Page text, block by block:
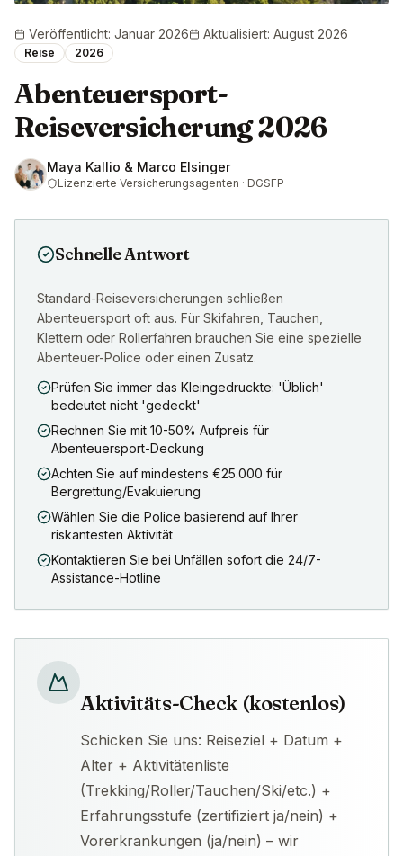
Veröffentlicht: Januar 2026 Aktualisiert: August 2026
Reise 2026
Abenteuersport-
Reiseversicherung 2026
Maya Kallio & Marco Elsinger
Lizenzierte Versicherungsagenten · DGSFP
Schnelle Antwort
Standard-Reiseversicherungen schließen
Abenteuersport oft aus. Für Skifahren, Tauchen,
Klettern oder Rollerfahren brauchen Sie eine spezielle
Abenteuer-Police oder einen Zusatz.
Prüfen Sie immer das Kleingedruckte: 'Üblich'
bedeutet nicht 'gedeckt'
Rechnen Sie mit 10-50% Aufpreis für
Abenteuersport-Deckung
Achten Sie auf mindestens €25.000 für
Bergrettung/Evakuierung
Wählen Sie die Police basierend auf Ihrer
riskantesten Aktivität
Kontaktieren Sie bei Unfällen sofort die 24/7-
Assistance-Hotline
Aktivitäts-Check (kostenlos)
Schicken Sie uns: Reiseziel + Datum +
Alter + Aktivitätenliste
(Trekking/Roller/Tauchen/Ski/etc.) +
Erfahrungsstufe (zertifiziert ja/nein) +
Vorerkrankungen (ja/nein) – wir